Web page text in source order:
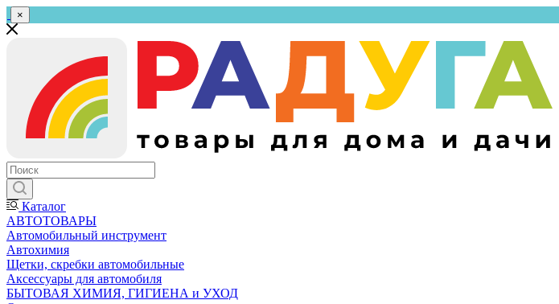
×
Каталог
АВТОТОВАРЫ
Автомобильный инструмент
Автохимия
Щетки, скребки автомобильные
Аксессуары для автомобиля
БЫТОВАЯ ХИМИЯ, ГИГИЕНА и УХОД